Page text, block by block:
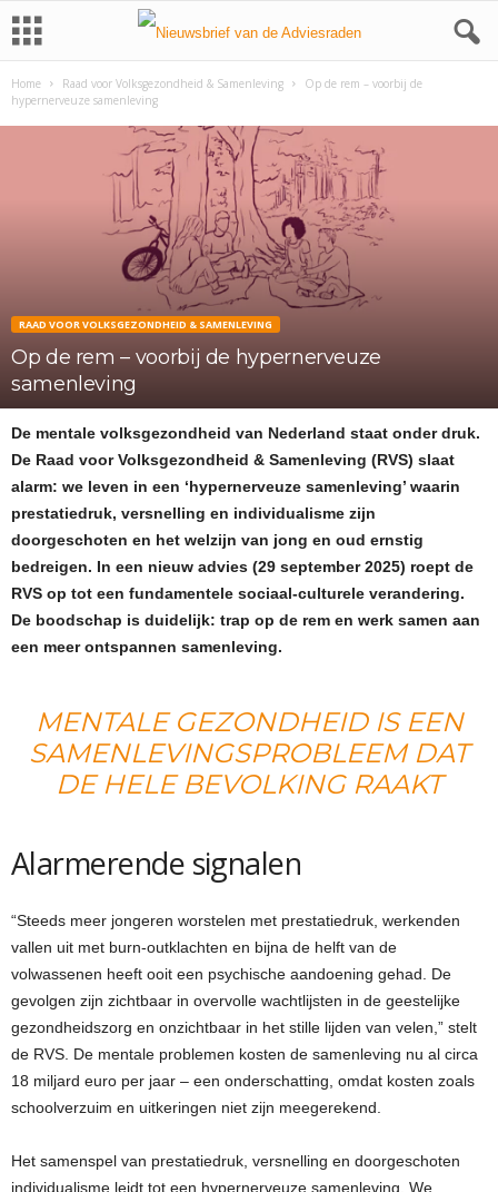
Home Raad voor Volksgezondheid & Samenleving
Op de rem – voorbij de
hypernerveuze samenleving
RAAD VOOR VOLKSGEZONDHEID & SAMENLEVING
Op de rem – voorbij de hypernerveuze
samenleving
De mentale volksgezondheid van Nederland staat onder druk.
De Raad voor Volksgezondheid & Samenleving (RVS) slaat
alarm: we leven in een ‘hypernerveuze samenleving’ waarin
prestatiedruk, versnelling en individualisme zijn
doorgeschoten en het welzijn van jong en oud ernstig
bedreigen. In een nieuw advies (29 september 2025) roept de
RVS op tot een fundamentele sociaal-culturele verandering.
De boodschap is duidelijk: trap op de rem en werk samen aan
een meer ontspannen samenleving.
MENTALE GEZONDHEID IS EEN
SAMENLEVINGSPROBLEEM DAT
DE HELE BEVOLKING RAAKT
Alarmerende signalen
“Steeds meer jongeren worstelen met prestatiedruk, werkenden
vallen uit met burn-outklachten en bijna de helft van de
volwassenen heeft ooit een psychische aandoening gehad. De
gevolgen zijn zichtbaar in overvolle wachtlijsten in de geestelijke
gezondheidszorg en onzichtbaar in het stille lijden van velen,” stelt
de RVS. De mentale problemen kosten de samenleving nu al circa
18 miljard euro per jaar – een onderschatting, omdat kosten zoals
schoolverzuim en uitkeringen niet zijn meegerekend.
Het samenspel van prestatiedruk, versnelling en doorgeschoten
individualisme leidt tot een hypernerveuze samenleving. We